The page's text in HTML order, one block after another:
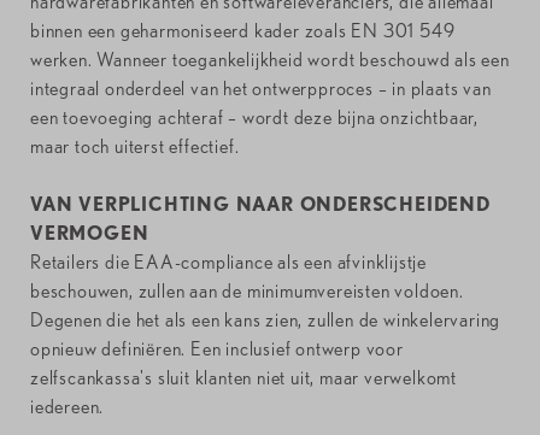
binnen een geharmoniseerd kader zoals EN 301 549
werken. Wanneer toegankelijkheid wordt beschouwd als een
integraal onderdeel van het ontwerpproces – in plaats van
een toevoeging achteraf – wordt deze bijna onzichtbaar,
maar toch uiterst effectief.
VAN VERPLICHTING NAAR ONDERSCHEIDEND
VERMOGEN
Retailers die EAA-compliance als een afvinklijstje
beschouwen, zullen aan de minimumvereisten voldoen.
Degenen die het als een kans zien, zullen de winkelervaring
opnieuw definiëren. Een inclusief ontwerp voor
zelfscankassa's sluit klanten niet uit, maar verwelkomt
iedereen.